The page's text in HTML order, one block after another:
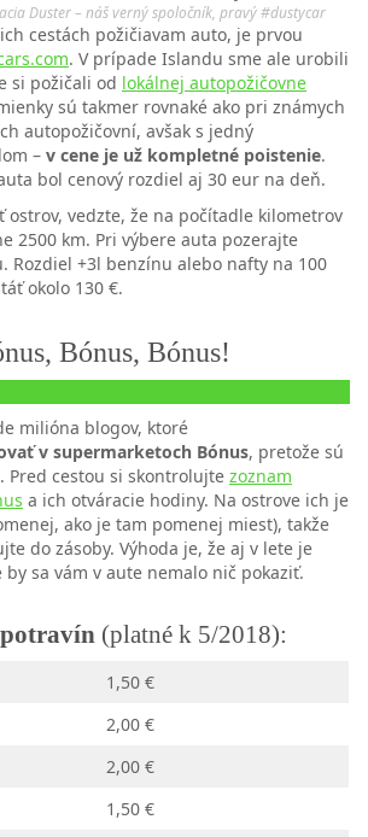
Duster – náš verný spoločník, pravý #dustycar
cestách požičiavam auto, je prvou
. V prípade Islandu sme ale urobili
si požičali od lokálnej autopožičovne
sú takmer rovnaké ako pri známych
autopožičovní, avšak s jedný
– v cene je už kompletné poistenie.
bol cenový rozdiel aj 30 eur na deň.
ostrov, vedzte, že na počítadle kilometrov
2500 km. Pri výbere auta pozerajte
Rozdiel +3l benzínu alebo nafty na 100
okolo 130 €.
Bónus, Bónus!
milióna blogov, ktoré
v supermarketoch Bónus, pretože sú
Pred cestou si skontrolujte zoznam
a ich otváracie hodiny. Na ostrove ich je
ako je tam pomenej miest), takže
do zásoby. Výhoda je, že aj v lete je
sa vám v aute nemalo nič pokaziť.
(platné k 5/2018):
1,50 €
2,00 €
2,00 €
1,50 €